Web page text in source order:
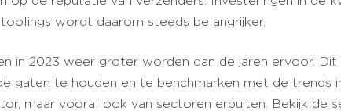
wordt daarom steeds belangrijker.
in 2023 weer groter worden dan de jaren ervoor. Dit
gaten te houden en te benchmarken met de trends
maar vooral ook van sectoren erbuiten. Bekijk de